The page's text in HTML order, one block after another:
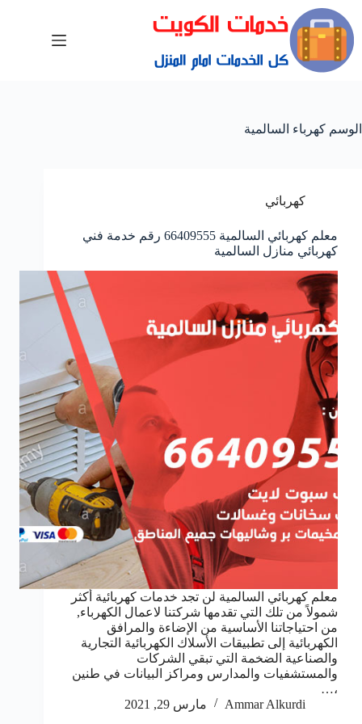
الوسم كهرباء السالمية
كهربائي
معلم كهربائي السالمية 66409555 رقم خدمة فني
كهربائي منازل السالمية
معلم كهربائي السالمية لن تجد خدمات كهربائية أكثر
شمولاً من تلك التي تقدمها شركتنا لاعمال الكهرباء,
من احتياجاتنا الأساسية من الإضاءة والمرافق
الكهربائية إلى تطبيقات الأسلاك الكهربائية التجارية
والصناعية الضخمة التي تبقي الشركات
والمستشفيات والمدارس ومراكز البيانات في طنين
،…
Ammar Alkurdi
مارس 29, 2021